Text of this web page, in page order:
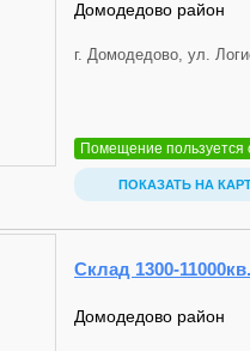
Домодедово район
г. Домодедово, ул.
Помещение пользуется
ПОКАЗАТЬ НА
Склад 1300-
Домодедово район